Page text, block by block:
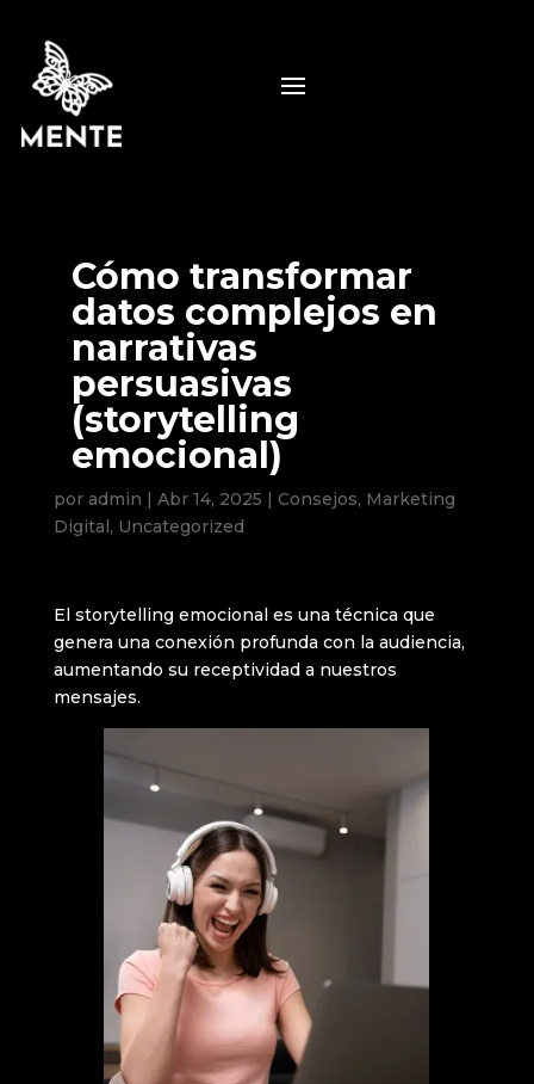
Cómo transformar
datos complejos en
narrativas
persuasivas
(storytelling
emocional)
por admin | Abr 14, 2025 | Consejos, Marketing
Digital, Uncategorized
El storytelling emocional es una técnica que
genera una conexión profunda con la audiencia,
aumentando su receptividad a nuestros
mensajes.